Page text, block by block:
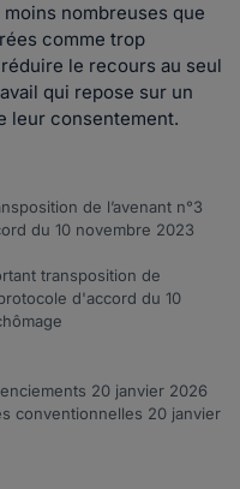
nombreuses que
comme trop
le recours au seul
qui repose sur un
leur consentement.
de l’avenant n°3
du 10 novembre 2023
transposition de
d'accord du 10
20 janvier 2026
conventionnelles 20 janvier